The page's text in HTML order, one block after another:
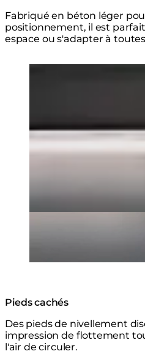
Fabriqué en béton léger
positionnement, il est
espace ou s'adapter à
Pieds cachés
Des pieds de nivellement
impression de flottement
l'air de circuler.